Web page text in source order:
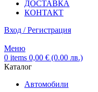
ДОСТАВКА
КОНТАКТ
Вход / Регистрация
Меню
0 items 0,00 € (0.00 лв.)
Каталог
Автомобили